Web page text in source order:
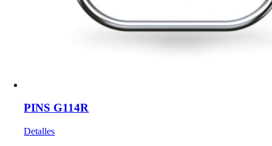
PINS G114R
Detalles